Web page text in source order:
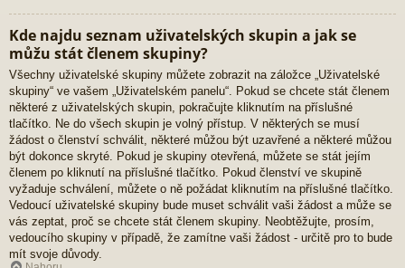
Kde najdu seznam uživatelských skupin a jak se
můžu stát členem skupiny?
Všechny uživatelské skupiny můžete zobrazit na záložce „Uživatelské
skupiny“ ve vašem „Uživatelském panelu“. Pokud se chcete stát členem
některé z uživatelských skupin, pokračujte kliknutím na příslušné
tlačítko. Ne do všech skupin je volný přístup. V některých se musí
žádost o členství schválit, některé můžou být uzavřené a některé můžou
být dokonce skryté. Pokud je skupiny otevřená, můžete se stát jejím
členem po kliknutí na příslušné tlačítko. Pokud členství ve skupině
vyžaduje schválení, můžete o ně požádat kliknutím na příslušné tlačítko.
Vedoucí uživatelské skupiny bude muset schválit vaši žádost a může se
vás zeptat, proč se chcete stát členem skupiny. Neobtěžujte, prosím,
vedoucího skupiny v případě, že zamítne vaši žádost - určitě pro to bude
mít svoje důvody.